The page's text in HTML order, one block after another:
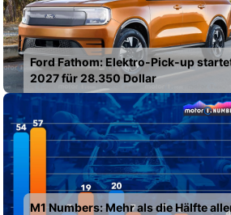
Ford Fathom: Elektro-Pick-up
2027 für 28.350 Dollar
M1 Numbers: Mehr als die Hälfte